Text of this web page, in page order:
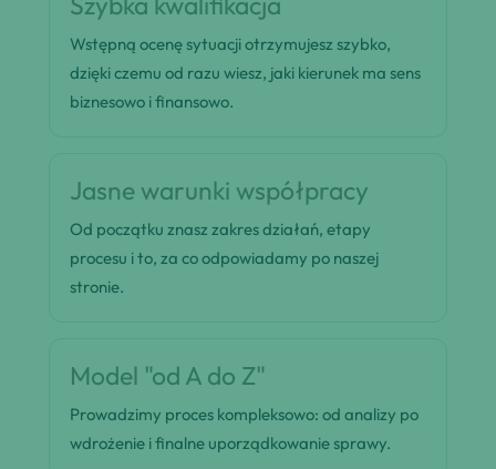
Wstępną ocenę sytuacji otrzymujesz szybko,
dzięki czemu od razu wiesz, jaki kierunek ma sens
biznesowo i finansowo.
Jasne warunki współpracy
Od początku znasz zakres działań, etapy
procesu i to, za co odpowiadamy po naszej
stronie.
Model "od A do Z"
Prowadzimy proces kompleksowo: od analizy po
wdrożenie i finalne uporządkowanie sprawy.